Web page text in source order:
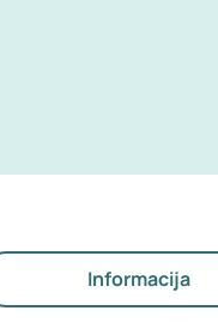
Informacija